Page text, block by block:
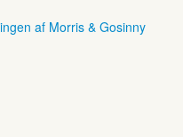
af Morris & Gosinny